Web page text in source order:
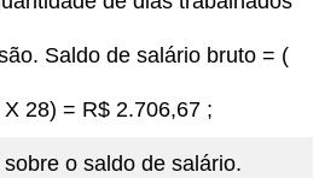
Saldo de salário bruto = (
28) = R$ 2.706,67 ;
o saldo de salário.